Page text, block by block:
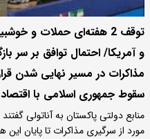
توقف 2 هفته‌ای حملات و
و آمریکا/ احتمال توافق بر سر
مذاکرات در مسیر نهایی شدن
سقوط جمهوری اسلامی با
منابع دولتی پاکستان به آناتولی
مورد از سرگیری مذاکرات تا پایان